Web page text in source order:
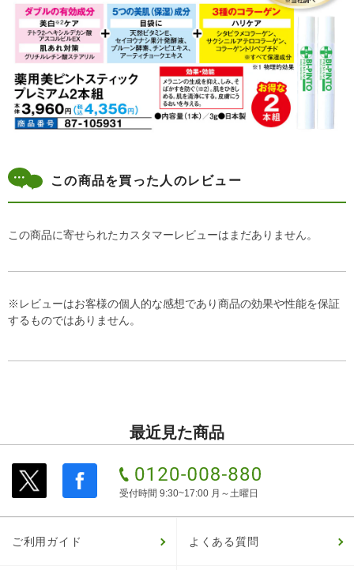
この商品を買った人のレビュー
この商品に寄せられたカスタマーレビューはまだありません。
※レビューはお客様の個人的な感想であり商品の効果や性能を保証
するものではありません。
最近見た商品
受付時間 9:30~17:00 月～土曜日
ご利用ガイド よくある質問